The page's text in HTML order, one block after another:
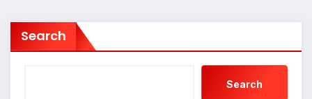
Search
Search